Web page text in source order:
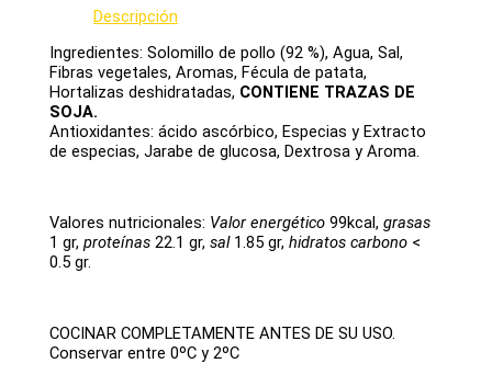
Descripción
Ingredientes: Solomillo de pollo (92 %), Agua, Sal,
Fibras vegetales, Aromas, Fécula de patata,
Hortalizas deshidratadas, CONTIENE TRAZAS DE
SOJA.
Antioxidantes: ácido ascórbico, Especias y Extracto
de especias, Jarabe de glucosa, Dextrosa y Aroma.
Valores nutricionales: Valor energético 99kcal,grasas
1 gr,proteí­nas 22.1 gr,sal1.85 gr,hidratos carbono <
0.5 gr.
COCINAR COMPLETAMENTE ANTES DE SU USO.
Conservar entre 0ºC y 2ºC